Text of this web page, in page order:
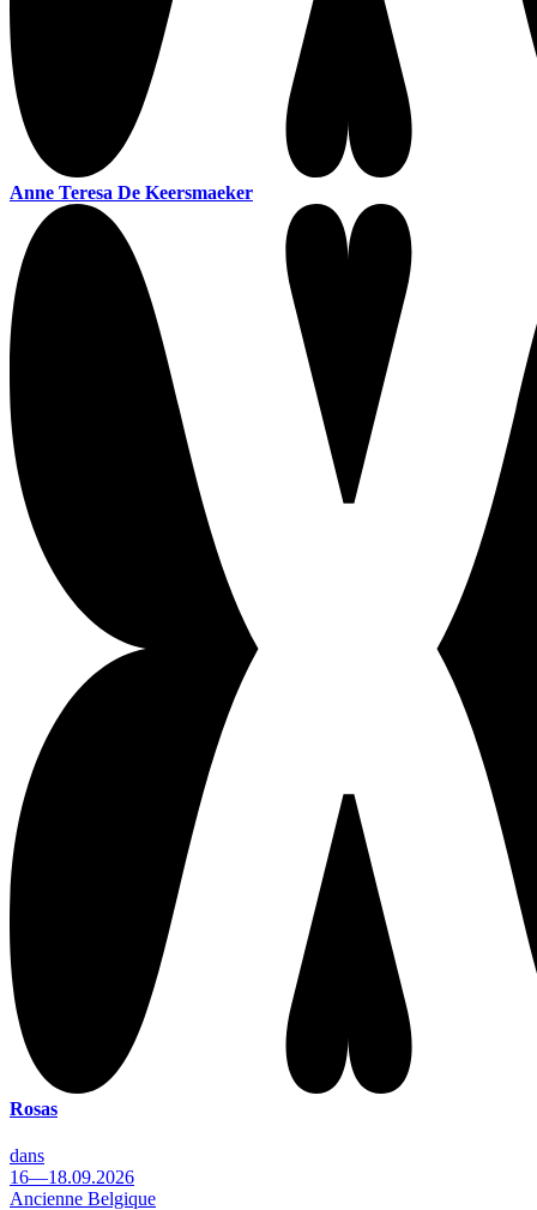
Anne Teresa De Keersmaeker
Rosas
dans
16—18.09.2026
Ancienne Belgique